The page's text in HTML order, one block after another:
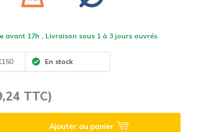
avant 17h , Livraison sous 1 à 3 jours ouvrés
En stock
TTC)
Ajouter au panier